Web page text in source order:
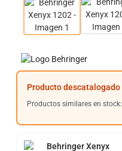
Producto descatalogado
Productos similares en stock: